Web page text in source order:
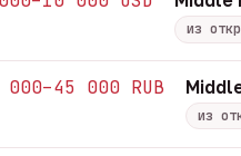
из
000–45 000 RUB
из